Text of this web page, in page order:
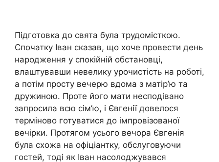
Підготовка до свята була трудомісткою.
Спочатку Іван сказав, що хоче провести день
народження у спокійній обстановці,
влаштувавши невелику урочистість на роботі,
а потім просту вечерю вдома з матір’ю та
дружиною. Проте його мати несподівано
запросила всю сім’ю, і Євгенії довелося
терміново готуватися до імпровізованої
вечірки. Протягом усього вечора Євгенія
була схожа на офіціантку, обслуговуючи
гостей, тоді як Іван насолоджувався